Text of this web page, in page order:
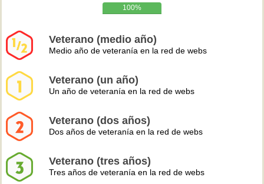
100%
Veterano (medio año)
Medio año de veteranía en la red de webs
Veterano (un año)
Un año de veteranía en la red de webs
Veterano (dos años)
Dos años de veteranía en la red de webs
Veterano (tres años)
Tres años de veteranía en la red de webs